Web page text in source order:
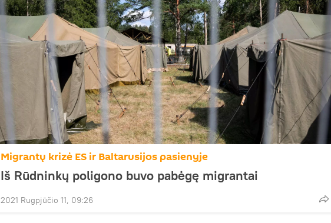
Migrantų krizė ES ir Baltarusijos pasienyje
Iš Rūdninkų poligono buvo pabėgę migrantai
2021 Rugpjūčio 11, 09:26